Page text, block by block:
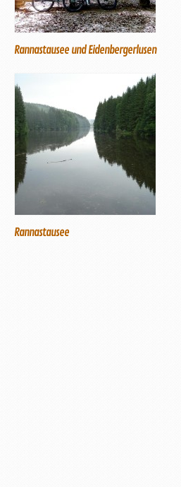
Rannastausee und Eidenbergerlusen
Rannastausee